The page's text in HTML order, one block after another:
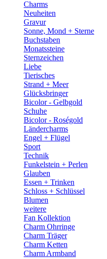
Charms
Neuheiten
Gravur
Sonne, Mond + Sterne
Buchstaben
Monatssteine
Sternzeichen
Liebe
Tierisches
Strand + Meer
Glücksbringer
Bicolor - Gelbgold
Schuhe
Bicolor - Roségold
Ländercharms
Engel + Flügel
Sport
Technik
Funkelstein + Perlen
Glauben
Essen + Trinken
Schloss + Schlüssel
Blumen
weitere
Fan Kollektion
Charm Ohrringe
Charm Träger
Charm Ketten
Charm Armband